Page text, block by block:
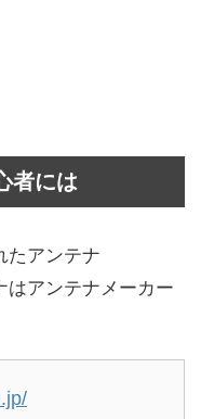
者には
たアンテナ
はアンテナメーカー